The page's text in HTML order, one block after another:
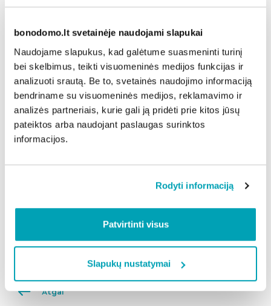
bonodomo.lt svetainėje naudojami slapukai
Naudojame slapukus, kad galėtume suasmeninti turinį
bei skelbimus, teikti visuomeninės medijos funkcijas ir
analizuoti srautą. Be to, svetainės naudojimo informaciją
bendriname su visuomeninės medijos, reklamavimo ir
analizės partneriais, kurie gali ją pridėti prie kitos jūsų
pateiktos arba naudojant paslaugas surinktos
informacijos.
Rodyti informaciją
Patvirtinti visus
Slapukų nustatymai
nuo formos, masės storio ir orkaitės charakterio.
įsmeigtas pagaliukas ištraukiamas be „žalios“ bulvės
masės.
Iškepę leiskite pastovėti 10–15 minučių – tada
pjaustysis gražiai, o vidus bus tvirtesnis.
Kugelis puikiai draugauja su grietine, spirgučių padažu
ar paprastomis raugintomis daržovėmis. O jei liko
jis tampa dar traškesnis ir, kai kam, net skanesnis nei
Dalintis naujiena:
Atgal